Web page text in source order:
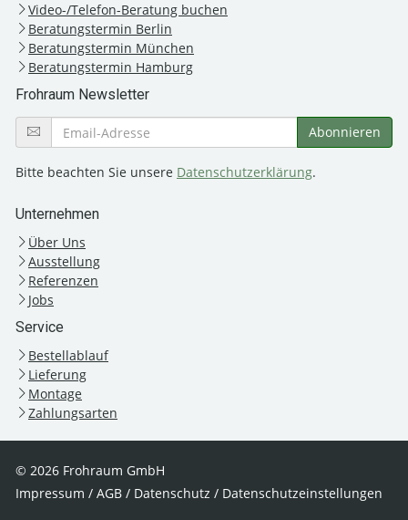
Video-/Telefon-Beratung buchen
Beratungstermin Berlin
Beratungstermin München
Beratungstermin Hamburg
Frohraum Newsletter
Bitte beachten Sie unsere Datenschutzerklärung.
Unternehmen
Über Uns
Ausstellung
Referenzen
Jobs
Service
Bestellablauf
Lieferung
Montage
Zahlungsarten
© 2026 Frohraum GmbH
Impressum / AGB / Datenschutz / Datenschutzeinstellungen